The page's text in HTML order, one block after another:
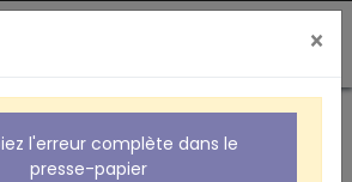
0
FIXATION MURALE
×
l'erreur complète dans le
presse-papier